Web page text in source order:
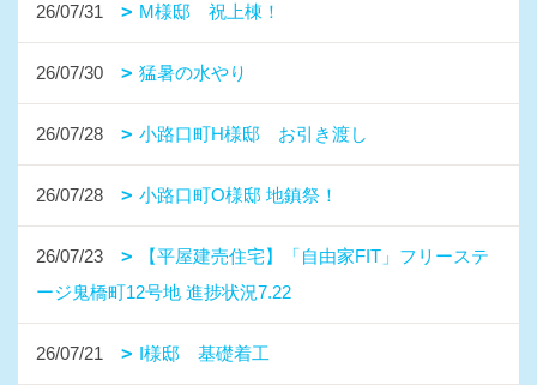
26/07/31 M様邸 祝上棟！
26/07/30 猛暑の水やり
26/07/28 小路口町H様邸 お引き渡し
26/07/28 小路口町O様邸 地鎮祭！
26/07/23
【平屋建売住宅】「自由家FIT」フリーステ
ージ鬼橋町12号地 進捗状況7.22
26/07/21 I様邸 基礎着工